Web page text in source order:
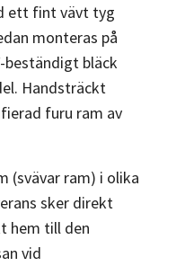
ett fint vävt tyg
monteras på
beständigt bläck
Handsträckt
furu ram av
(svävar ram) i olika
sker direkt
hem till den
vid